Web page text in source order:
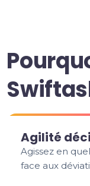
Agilité
Agissez en
face aux